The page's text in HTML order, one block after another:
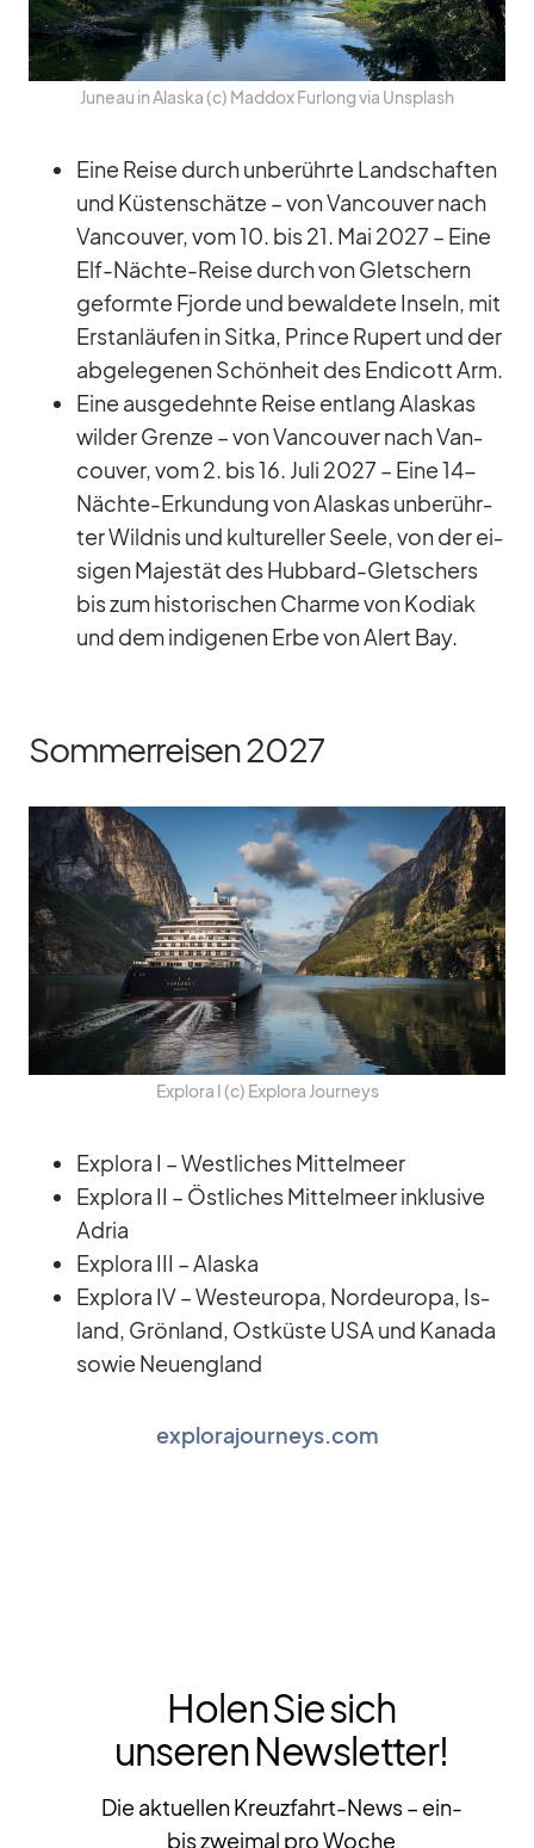
Ju­neau in Alaska (c) Mad­dox Fur­long via Un­s­plash
Eine Reise durch un­be­rührte Land­schaf­ten
und Küs­ten­schätze – von Van­cou­ver nach
Van­cou­ver, vom 10. bis 21. Mai 2027 – Eine
Elf-Nächte-Reise durch von Glet­schern
ge­formte Fjorde und be­wal­dete In­seln, mit
Erst­an­läu­fen in Sitka, Prince Ru­pert und der
ab­ge­le­ge­nen Schön­heit des End­icott Arm.
Eine aus­ge­dehnte Reise ent­lang Alas­kas
wil­der Grenze – von Van­cou­ver nach Van­
cou­ver, vom 2. bis 16. Juli 2027 – Eine 14-
Nächte-Er­kun­dung von Alas­kas un­be­rühr­
ter Wild­nis und kul­tu­rel­ler Seele, von der ei­
si­gen Ma­jes­tät des Hub­bard-Glet­schers
bis zum his­to­ri­schen Charme von Ko­diak
und dem in­di­ge­nen Erbe von Alert Bay.
Sommerreisen 2027
Ex­plora I (c) Ex­plora Jour­neys
Ex­plora I – West­li­ches Mit­tel­meer
Ex­plora II – Öst­li­ches Mit­tel­meer in­klu­sive
Adria
Ex­plora III – Alaska
Ex­plora IV – West­eu­ropa, Nord­eu­ropa, Is­
land, Grön­land, Ost­küste USA und Ka­nada
so­wie Neu­eng­land
explorajourneys.com
Holen Sie sich
unseren Newsletter!
Die aktuellen Kreuzfahrt-News – ein-
bis zweimal pro Woche